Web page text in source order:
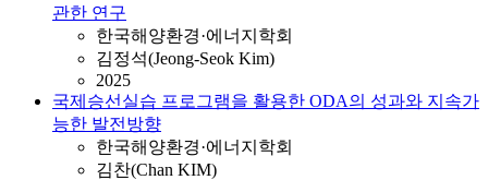
관한 연구
한국해양환경·에너지학회
김정석(Jeong-Seok Kim)
2025
국제승선실습 프로그램을 활용한 ODA의 성과와 지속가
능한 발전방향
한국해양환경·에너지학회
김찬(Chan KIM)